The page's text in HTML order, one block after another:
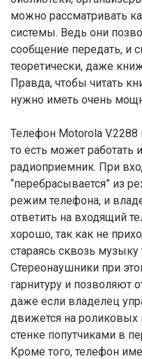
можно рассматривать
системы. Ведь они
сообщение передать, и
теоретически, даже
Правда, чтобы читать
нужно иметь очень
Телефон Motorola
то есть может работать
радиоприемник. При
“перебрасывается” из
режим телефона, и
ответить на входящий
хорошо, так как не
стараясь сквозь
Стереонаушники при
гарнитуру и позволяют
даже если владелец
движется на роликовых
стенке попутчиками в
Кроме того, телефон